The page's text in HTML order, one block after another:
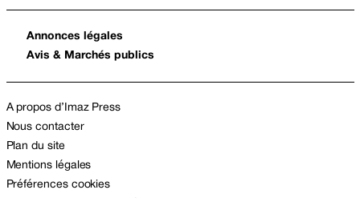
Annonces légales
Avis & Marchés publics
A propos d’Imaz Press
Nous contacter
Plan du site
Mentions légales
Préférences cookies